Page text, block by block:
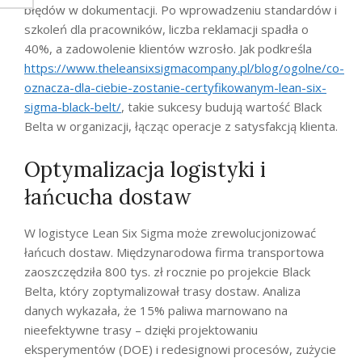
błędów w dokumentacji. Po wprowadzeniu standardów i
szkoleń dla pracowników, liczba reklamacji spadła o
40%, a zadowolenie klientów wzrosło. Jak podkreśla
https://www.theleansixsigmacompany.pl/blog/ogolne/co-
oznacza-dla-ciebie-zostanie-certyfikowanym-lean-six-
sigma-black-belt/, takie sukcesy budują wartość Black
Belta w organizacji, łącząc operacje z satysfakcją klienta.
Optymalizacja logistyki i
łańcucha dostaw
W logistyce Lean Six Sigma może zrewolucjonizować
łańcuch dostaw. Międzynarodowa firma transportowa
zaoszczędziła 800 tys. zł rocznie po projekcie Black
Belta, który zoptymalizował trasy dostaw. Analiza
danych wykazała, że 15% paliwa marnowano na
nieefektywne trasy – dzięki projektowaniu
eksperymentów (DOE) i redesignowi procesów, zużycie